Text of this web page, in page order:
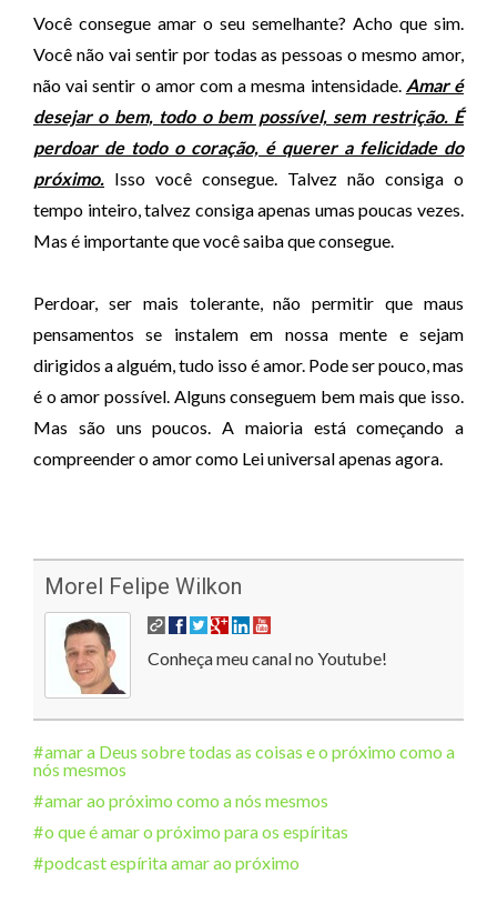
Você consegue amar o seu semelhante? Acho que sim.
Você não vai sentir por todas as pessoas o mesmo amor,
não vai sentir o amor com a mesma intensidade. Amar é
desejar o bem, todo o bem possível, sem restrição. É
perdoar de todo o coração, é querer a felicidade do
próximo. Isso você consegue. Talvez não consiga o
tempo inteiro, talvez consiga apenas umas poucas vezes.
Mas é importante que você saiba que consegue.
Perdoar, ser mais tolerante, não permitir que maus
pensamentos se instalem em nossa mente e sejam
dirigidos a alguém, tudo isso é amor. Pode ser pouco, mas
é o amor possível. Alguns conseguem bem mais que isso.
Mas são uns poucos. A maioria está começando a
compreender o amor como Lei universal apenas agora.
Morel Felipe Wilkon
Conheça meu canal no Youtube!
amar a Deus sobre todas as coisas e o próximo como a
nós mesmos
amar ao próximo como a nós mesmos
o que é amar o próximo para os espíritas
podcast espírita amar ao próximo